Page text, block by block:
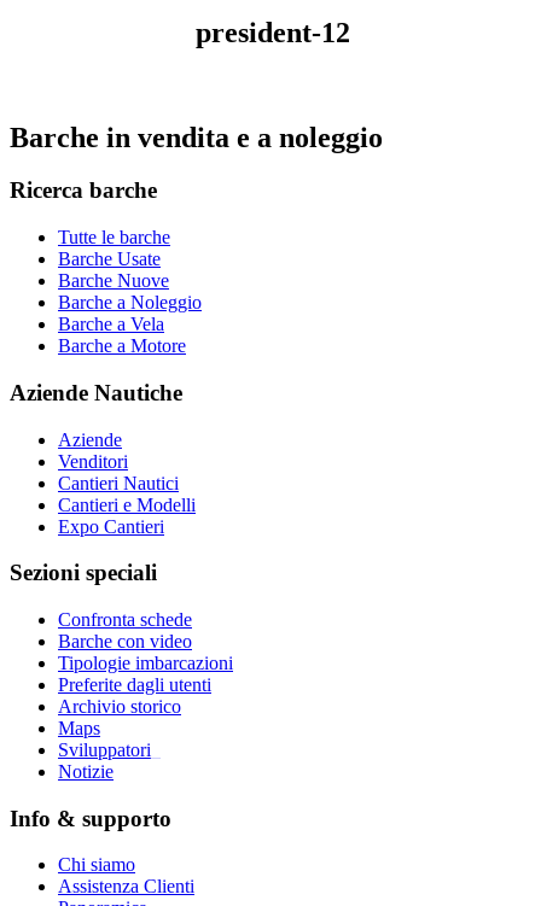
president-12
Barche in vendita e a noleggio
Ricerca barche
Tutte le barche
Barche Usate
Barche Nuove
Barche a Noleggio
Barche a Vela
Barche a Motore
Aziende Nautiche
Aziende
Venditori
Cantieri Nautici
Cantieri e Modelli
Expo Cantieri
Sezioni speciali
Confronta schede
Barche con video
Tipologie imbarcazioni
Preferite dagli utenti
Archivio storico
Maps
Sviluppatori
Notizie
Info & supporto
Chi siamo
Assistenza Clienti